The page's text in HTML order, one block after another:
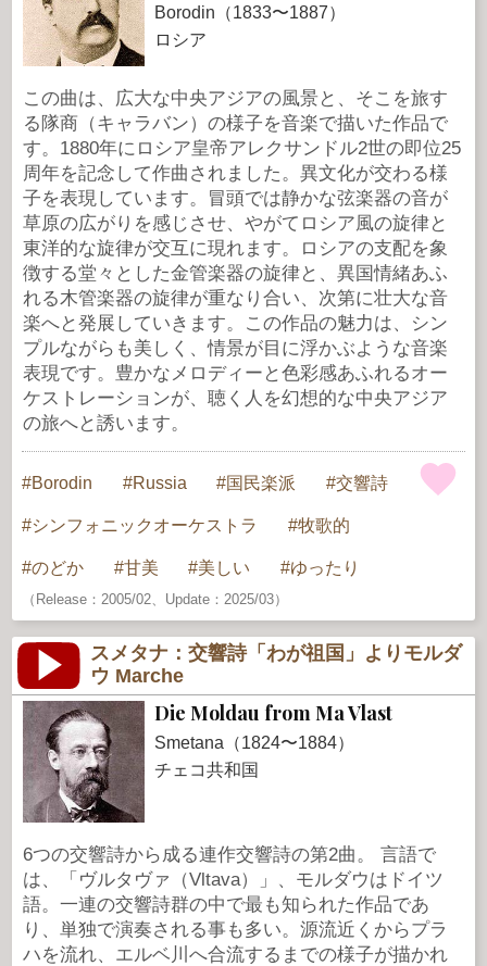
Borodin（1833〜1887）
ロシア
この曲は、広大な中央アジアの風景と、そこを旅す
る隊商（キャラバン）の様子を音楽で描いた作品で
す。1880年にロシア皇帝アレクサンドル2世の即位25
周年を記念して作曲されました。異文化が交わる様
子を表現しています。冒頭では静かな弦楽器の音が
草原の広がりを感じさせ、やがてロシア風の旋律と
東洋的な旋律が交互に現れます。ロシアの支配を象
徴する堂々とした金管楽器の旋律と、異国情緒あふ
れる木管楽器の旋律が重なり合い、次第に壮大な音
楽へと発展していきます。この作品の魅力は、シン
プルながらも美しく、情景が目に浮かぶような音楽
表現です。豊かなメロディーと色彩感あふれるオー
ケストレーションが、聴く人を幻想的な中央アジア
の旅へと誘います。
Borodin Russia 国民楽派 交響詩
シンフォニックオーケストラ 牧歌的
のどか 甘美 美しい ゆったり
（Release：2005/02、Update：2025/03）
スメタナ：交響詩「わが祖国」よりモルダ
ウ Marche
Die Moldau from Ma Vlast
Smetana（1824〜1884）
チェコ共和国
6つの交響詩から成る連作交響詩の第2曲。 言語で
は、「ヴルタヴァ（Vltava）」、モルダウはドイツ
語。一連の交響詩群の中で最も知られた作品であ
り、単独で演奏される事も多い。源流近くからプラ
ハを流れ、エルベ川へ合流するまでの様子が描かれ